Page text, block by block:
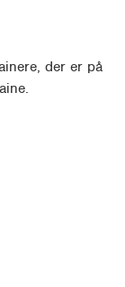
der er på